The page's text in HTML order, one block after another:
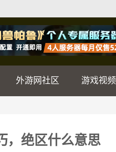
外游网社区 游戏视频
，绝区什么意思